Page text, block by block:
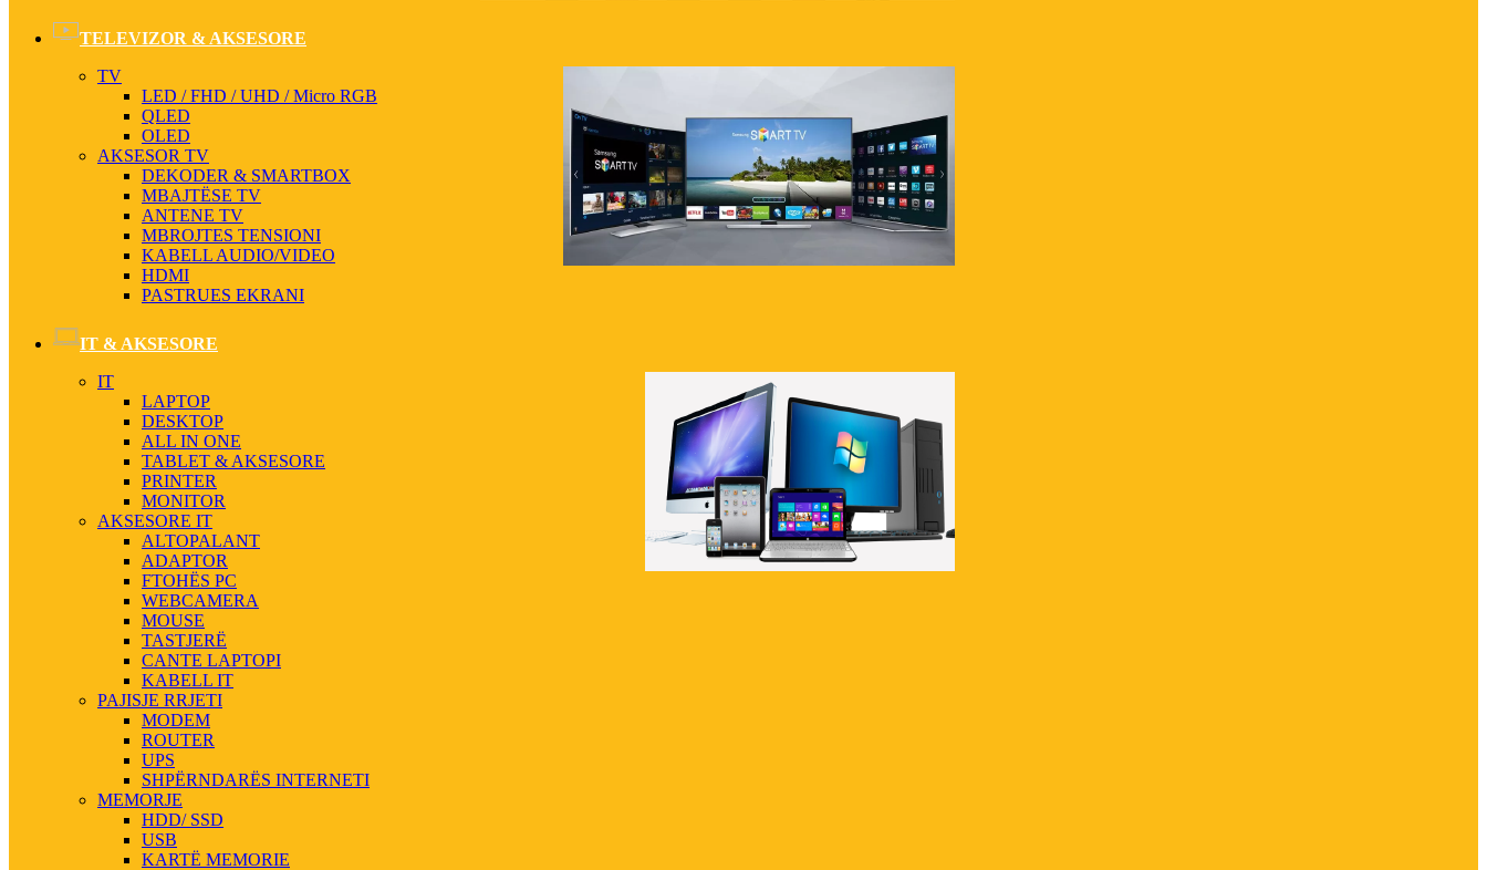
TELEVIZOR & AKSESORE
TV
LED / FHD / UHD / Micro RGB
QLED
OLED
AKSESOR TV
DEKODER & SMARTBOX
MBAJTËSE TV
ANTENE TV
MBROJTES TENSIONI
KABELL AUDIO/VIDEO
HDMI
PASTRUES EKRANI
IT & AKSESORE
IT
LAPTOP
DESKTOP
ALL IN ONE
TABLET & AKSESORE
PRINTER
MONITOR
AKSESORE IT
ALTOPALANT
ADAPTOR
FTOHËS PC
WEBCAMERA
MOUSE
TASTJERË
CANTE LAPTOPI
KABELL IT
PAJISJE RRJETI
MODEM
ROUTER
UPS
SHPËRNDARËS INTERNETI
MEMORJE
HDD/ SSD
USB
KARTË MEMORIE